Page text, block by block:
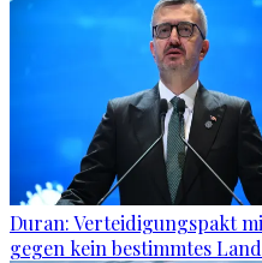
Duran: Verteidigungspakt
gegen kein bestimmtes